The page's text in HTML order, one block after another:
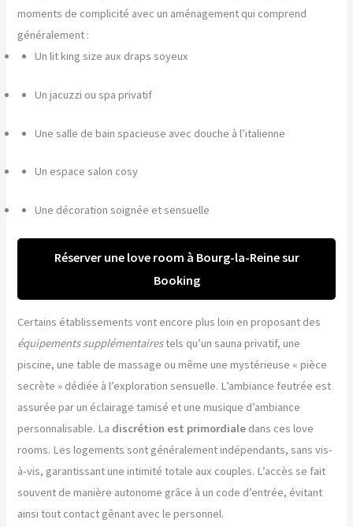
moments de complicité avec un aménagement qui comprend
généralement :
Un lit king size aux draps soyeux
Un jacuzzi ou spa privatif
Une salle de bain spacieuse avec douche à l’italienne
Un espace salon cosy
Une décoration soignée et sensuelle
Réserver une love room à Bourg-la-Reine sur
Booking
Certains établissements vont encore plus loin en proposant des
équipements supplémentairestels qu’un sauna privatif, une
piscine, une table de massage ou même une mystérieuse « pièce
secrète » dédiée à l’exploration sensuelle. L’ambiance feutrée est
assurée par un éclairage tamisé et une musique d’ambiance
personnalisable. La discrétion est primordiale dans ces love
rooms. Les logements sont généralement indépendants, sans vis-
à-vis, garantissant une intimité totale aux couples. L’accès se fait
souvent de manière autonome grâce à un code d’entrée, évitant
ainsi tout contact gênant avec le personnel.